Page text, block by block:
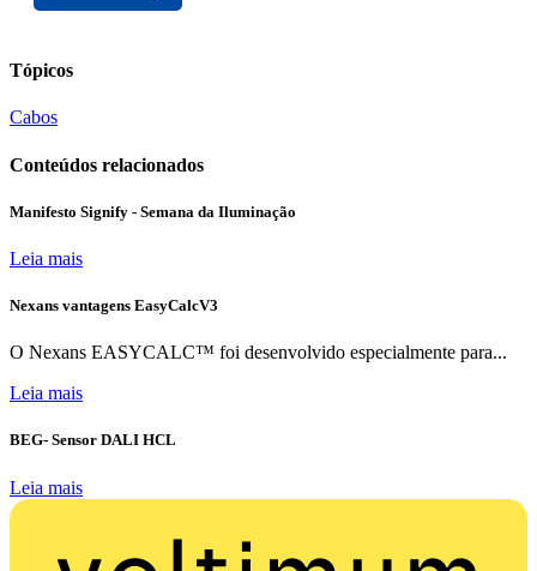
Tópicos
Cabos
Conteúdos relacionados
Manifesto Signify - Semana da Iluminação
Leia mais
Nexans vantagens EasyCalcV3
O Nexans EASYCALC™ foi desenvolvido especialmente para...
Leia mais
BEG- Sensor DALI HCL
Leia mais